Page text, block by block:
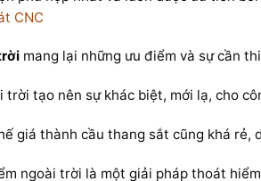
CNC
mang lại những ưu điểm và sự cần
tạo nên sự khác biệt, mới lạ, cho
giá thành cầu thang sắt cũng khá rẻ,
ngoài trời là một giải pháp thoát